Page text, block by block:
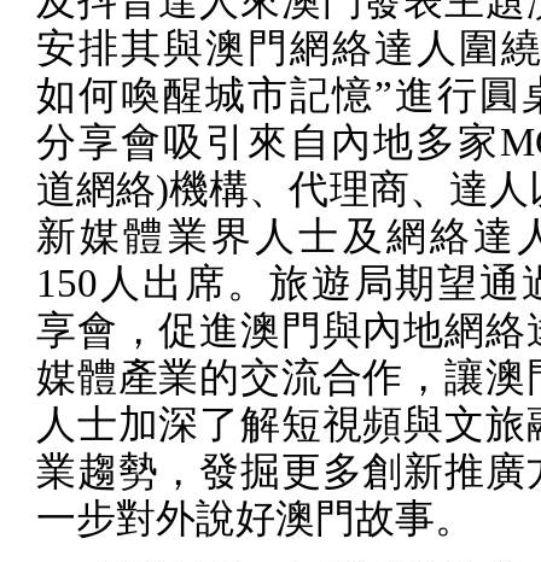
安排其與澳門網絡達人圍
如何喚醒城市記憶”進行圓
分享會吸引來自內地多家
道網絡)機構、代理商、達人
新媒體業界人士及網絡達
150 人出席。旅遊局期望通
享會，促進澳門與內地網絡
媒體產業的交流合作，讓澳
人士加深了解短視頻與文旅
業趨勢，發掘更多創新推廣
一步對外說好澳門故事。